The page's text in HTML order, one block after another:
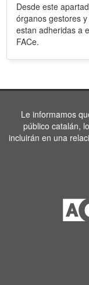
Desde este
órganos gestores
estan adheridas a
FACe.
Le informamos
público catalán,
incluirán en una